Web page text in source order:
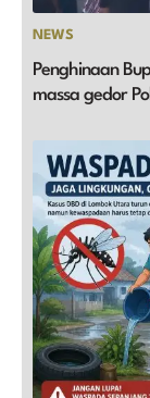
NEWS
Penghinaan
massa gedor